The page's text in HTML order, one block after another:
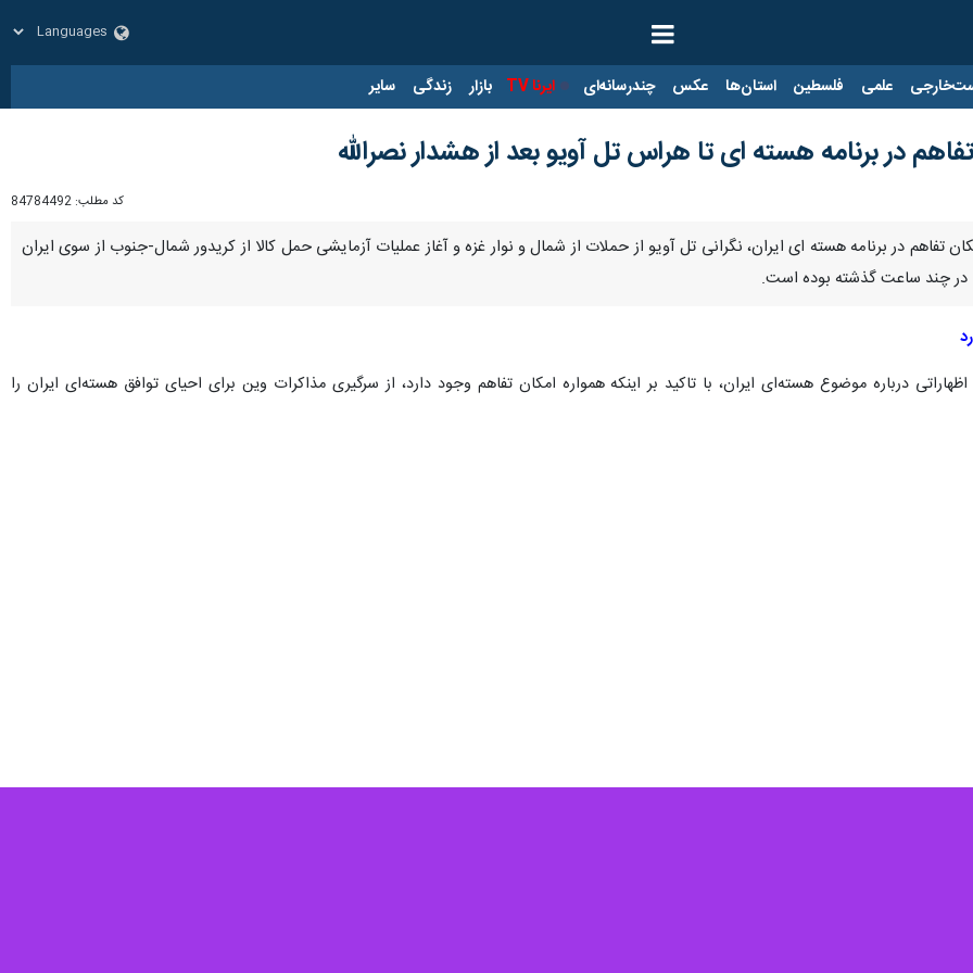
علمی فلسطین استان‌ها عکس چندرسانه‌ای ایرنا TV بازار زندگی سایر
در برنامه هسته ای تا هراس تل آویو بعد از هشدار نصرالله
کد مطلب: 84784492
تفاهم در برنامه هسته ای ایران، نگرانی تل آویو از حملات از شمال و نوار غزه و آغاز عملیات آزمایشی حمل کالا از کریدور شمال-جنوب از سوی ایران
در چند ساعت گذشته بوده است.
درباره موضوع هسته‌ای ایران، با تاکید بر اینکه همواره امکان تفاهم وجود دارد، از سرگیری مذاکرات وین برای احیای توافق هسته‌ای ایران را